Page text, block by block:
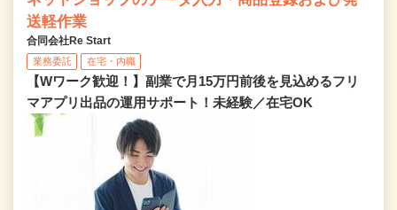
送軽作業
合同会社Re Start
業務委託 在宅・内職
【Wワーク歓迎！】副業で月15万円前後を見込めるフリ
マアプリ出品の運用サポート！未経験／在宅OK